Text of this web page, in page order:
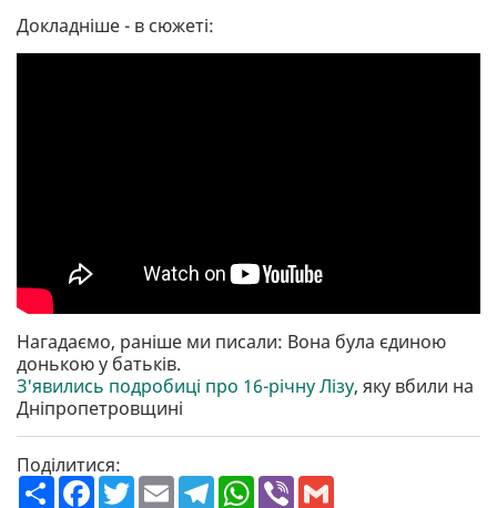
Докладніше - в сюжеті:
Нагадаємо, раніше ми писали: Вона була єдиною
донькою у батьків.
З'явились подробиці про 16-річну Лізу, яку вбили на
Дніпропетровщині
Поділитися:
П
о
F
a
T
w
E
m
T
e
W
h
V